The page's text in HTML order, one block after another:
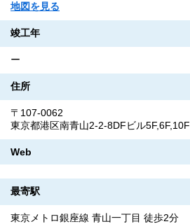
地図を見る
竣工年
ー
住所
〒107-0062
東京都港区南青山2-2-8DFビル5F,6F,10F
Web
最寄駅
東京メトロ銀座線 青山一丁目 徒歩2分